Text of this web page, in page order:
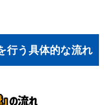
行う具体的な流れ